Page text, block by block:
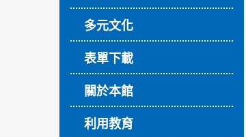
多元文化
表單下載
關於本館
利用教育